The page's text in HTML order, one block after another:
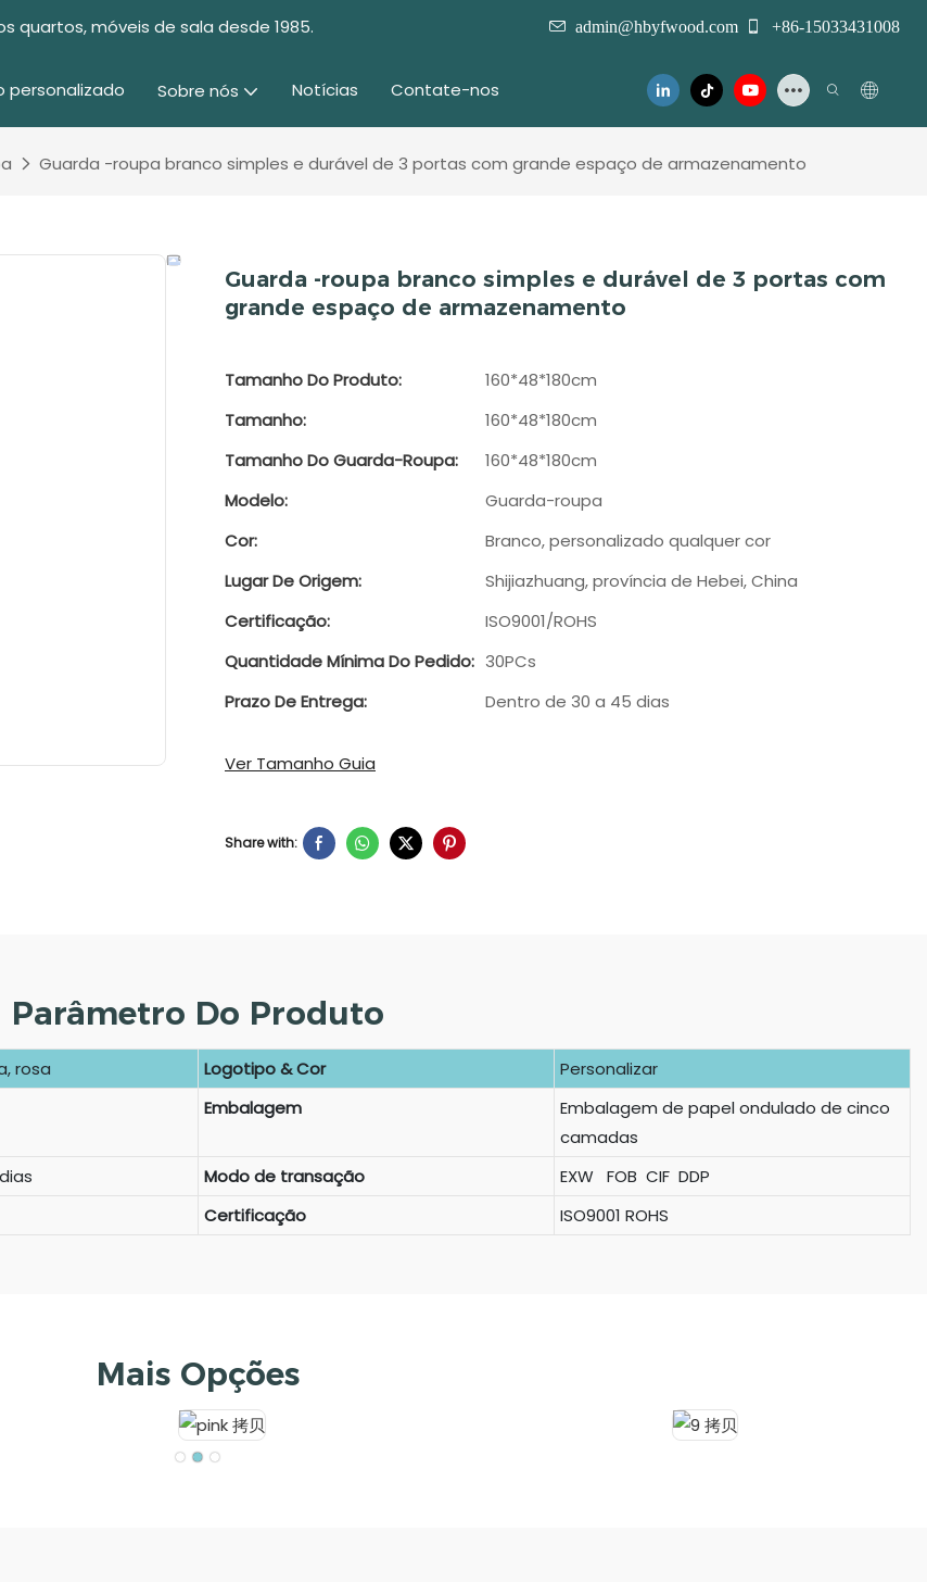
quartos, móveis de sala desde 1985. admin@hbyfwood.com +86-15033431008
personalizado Sobre nós Notícias Contate-nos
Guarda -roupa branco simples e durável de 3 portas com grande espaço de armazenamento
Guarda -roupa branco simples e durável de 3 portas com
grande espaço de armazenamento
Tamanho Do Produto:
160*48*180cm
Tamanho:
160*48*180cm
Tamanho Do Guarda-Roupa:
160*48*180cm
Modelo:
Guarda-roupa
Cor:
Branco, personalizado qualquer cor
Lugar De Origem:
Shijiazhuang, província de Hebei, China
Certificação:
ISO9001/ROHS
Quantidade Mínima Do Pedido: 30PCs
Prazo De Entrega:
Dentro de 30 a 45 dias
Ver Tamanho Guia
Share with:
Parâmetro Do Produto
rosa Logotipo & Cor
Personalizar
Embalagem
Embalagem de papel ondulado de cinco
camadas
Modo de transação
EXW FOB CIF DDP
Certificação ISO9001 ROHS
Mais Opções